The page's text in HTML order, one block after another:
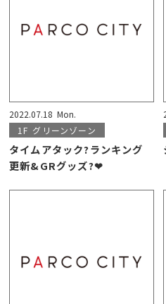
2022.07.18 Mon.
1F グリーンゾーン
タイムアタック?ランキング
更新&GRグッズ?❤